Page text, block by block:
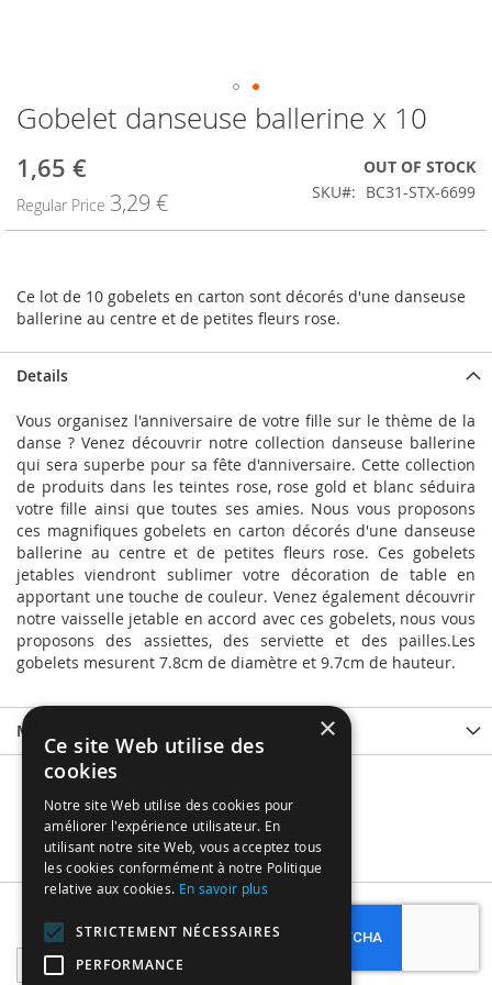
Skip
to
the
beginning
of
Gobelet danseuse ballerine x 10
Special
1,65 €
Regular Price 3,29 €
OUT OF STOCK
SKU
BC31-STX-6699
Ce lot de 10 gobelets en carton sont décorés d'une danseuse
ballerine au centre et de petites fleurs rose.
Details
Vous organisez l'anniversaire de votre fille sur le thème de la
danse ? Venez découvrir notre collection danseuse ballerine
qui sera superbe pour sa fête d'anniversaire. Cette collection
de produits dans les teintes rose, rose gold et blanc séduira
votre fille ainsi que toutes ses amies. Nous vous proposons
ces magnifiques gobelets en carton décorés d'une danseuse
ballerine au centre et de petites fleurs rose. Ces gobelets
jetables viendront sublimer votre décoration de table en
apportant une touche de couleur. Venez également découvrir
notre vaisselle jetable en accord avec ces gobelets, nous vous
proposons des assiettes, des serviette et des pailles.Les
gobelets mesurent 7.8cm de diamètre et 9.7cm de hauteur.
More Information
Sign
Up
Subscribe
×
Ce site Web utilise des
cookies
Notre site Web utilise des cookies pour
améliorer l'expérience utilisateur. En
utilisant notre site Web, vous acceptez tous
les cookies conformément à notre Politique
relative aux cookies. En savoir plus
STRICTEMENT NÉCESSAIRES
PERFORMANCE